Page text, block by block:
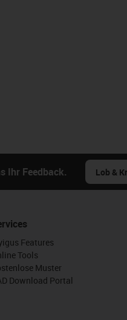
Ihr Feedback. Lob &
Features
Tools
Muster
Download Portal